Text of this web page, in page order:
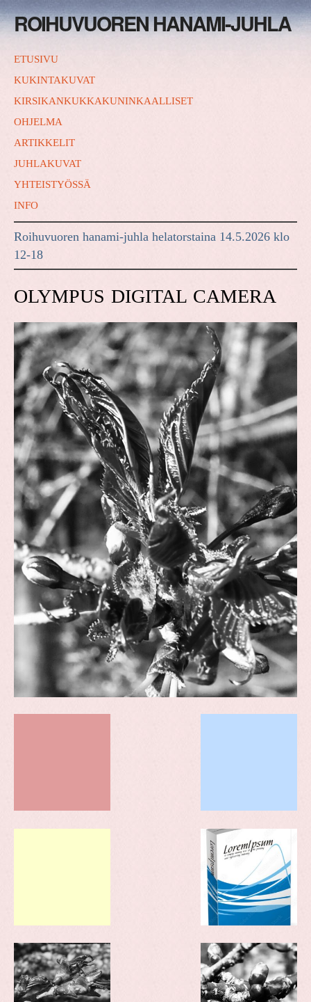
ROIHUVUOREN HANAMI-JUHLA
ETUSIVU
KUKINTAKUVAT
KIRSIKANKUKKAKUNINKAALLISET
OHJELMA
ARTIKKELIT
JUHLAKUVAT
YHTEISTYÖSSÄ
INFO
Roihuvuoren hanami-juhla helatorstaina 14.5.2026 klo
12-18
OLYMPUS DIGITAL CAMERA